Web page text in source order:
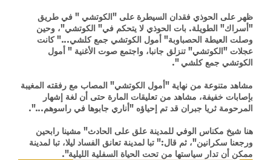
ظهر على الحوذي فقدان السيطرة على "الكوتشي " في طريق
"أسراك" الطويلة. بات الحوذي لا يتحكم في" الكوتشي"، وحين
وصلت العيطة الحصباوبة" أمول الكوتشي جمع كلشي..." كانت
عجلات "الكوتشي" تنزلق جانبا، واجتمع صوت الأغنية " أمول
الكوتشي جمع كلشي ".
مشاهد متنوعة من نهاية "أمول الكوتشي" المصاب مع رفقته المغيبة
بإصابات خفيفة، مشاهد من تعليقات المارة حتى أن لغة إشهار
المرحومة ثريا جبران قد تم إحياؤه "أناري جابوها في راسوهم...".
هنا شيخ مكناس الوفي للمدينة علق على الحادث" مشينا رابحين
ورجعنا سكرانين"، ثم قال:" تبا لمدينة تعانق الفساد ليلا، تبا لمدينة
ممكن أن تدار سياستها من تحت الحياة السفلية الليلية".